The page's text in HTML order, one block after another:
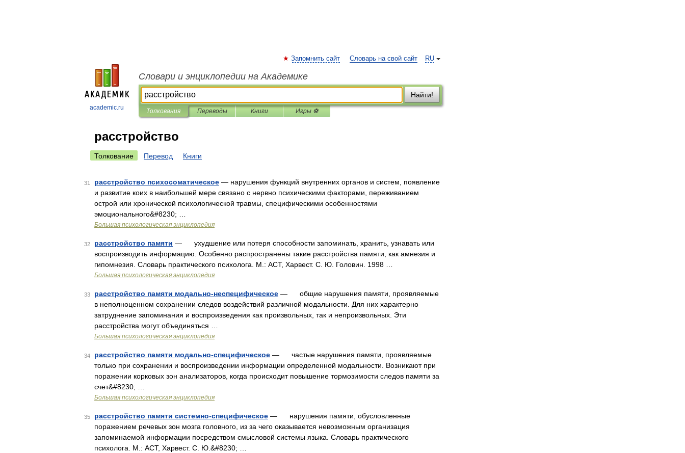
academic.ru
RU
Запомнить сайт Словарь на свой сайт
Словари и энциклопедии на Академике
Найти!
Толкования Переводы Книги Игры ⚽
расстройство
Толкование Перевод Книги
31 расстройство психосоматическое — нарушения функций внутренних органов и систем, появление
и развитие коих в наибольшей мере связано с нервно психическими факторами, переживанием
острой или хронической психологической травмы, специфическими особенностями
эмоционального&#8230; …
Большая психологическая энциклопедия
32 расстройство памяти — ухудшение или потеря способности запоминать, хранить, узнавать или
воспроизводить информацию. Особенно распространены такие расстройства памяти, как амнезия и
гипомнезия. Словарь практического психолога. М.: АСТ, Харвест. С. Ю. Головин. 1998 …
Большая психологическая энциклопедия
33 расстройство памяти модально-неспецифическое — общие нарушения памяти, проявляемые
в неполноценном сохранении следов воздействий различной модальности. Для них характерно
затруднение запоминания и воспроизведения как произвольных, так и непроизвольных. Эти
расстройства могут объединяться …
Большая психологическая энциклопедия
34 расстройство памяти модально-специфическое — частые нарушения памяти, проявляемые
только при сохранении и воспроизведении информации определенной модальности. Возникают при
поражении корковых зон анализаторов, когда происходит повышение тормозимости следов памяти за
счет&#8230; …
Большая психологическая энциклопедия
35 расстройство памяти системно-специфическое — нарушения памяти, обусловленные
поражением речевых зон мозга головного, из за чего оказывается невозможным организация
запоминаемой информации посредством смысловой системы языка. Словарь практического
психолога. М.: АСТ, Харвест. С. Ю.&#8230; …